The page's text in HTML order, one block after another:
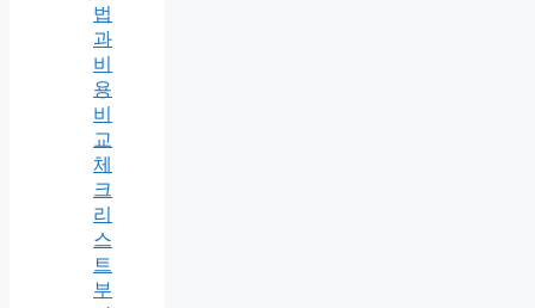
법
과
비
용
비
교
체
크
리
스
트
부